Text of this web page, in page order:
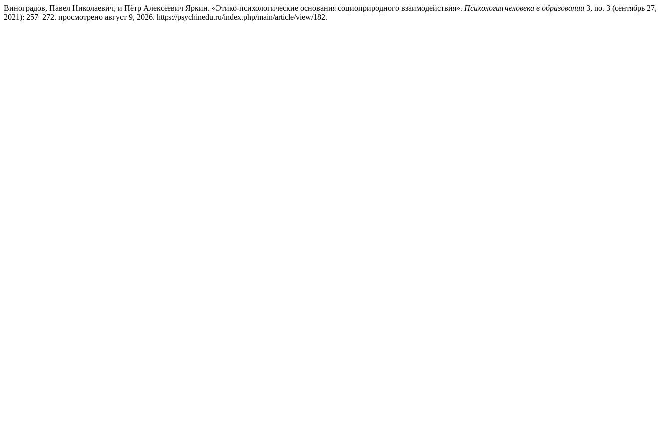
Виноградов, Павел Николаевич, и Пётр Алексеевич Яркин. «Этико-психологические основания социоприродного взаимодействия». Психология человека в образовании 3, no. 3 (сентябрь 27,
2021): 257–272. просмотрено август 9, 2026. https://psychinedu.ru/index.php/main/article/view/182.